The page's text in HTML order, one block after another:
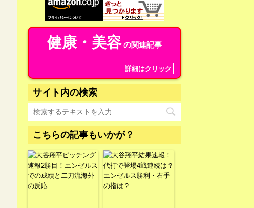
健康・美容の関連記事
詳細はクリック
サイト内の検索
こちらの記事もいかが？